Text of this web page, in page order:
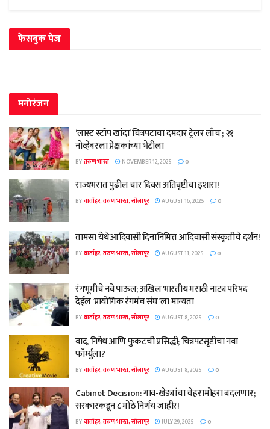
फेसबुक पेज
मनोरंजन
‘लास्ट स्टॉप खांदा’ चित्रपटाचा दमदार ट्रेलर लाँच ; २१
नोव्हेंबरला प्रेक्षकांच्या भेटीला
BYतरुण भारत NOVEMBER 12, 2025 0
राज्यभरात पुढील चार दिवस अतिवृष्टीचा इशारा!
BYवार्ताहर, तरुण भारत, सोलापूर AUGUST 16, 2025 0
तामसा येथे आदिवासी दिनानिमित्त आदिवासी संस्कृतीचे दर्शन!
BYवार्ताहर, तरुण भारत, सोलापूर AUGUST 11, 2025 0
रंगभूमीचे नवे पाऊल; अखिल भारतीय मराठी नाट्य परिषद
देईल ‘प्रायोगिक रंगमंच संघ’ ला मान्यता
BYवार्ताहर, तरुण भारत, सोलापूर AUGUST 8, 2025 0
वाद, निषेध आणि फुकटची प्रसिद्धी; चित्रपटसृष्टीचा नवा
फॉर्म्युला?
BYवार्ताहर, तरुण भारत, सोलापूर AUGUST 8, 2025 0
Cabinet Decision: गाव-खेड्यांचा चेहरामोहरा बदलणार;
सरकारकडून ८ मोठे निर्णय जाहीर!
BYवार्ताहर, तरुण भारत, सोलापूर JULY 29, 2025 0